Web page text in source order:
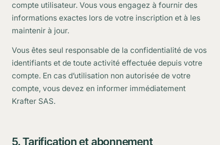
compte utilisateur. Vous vous engagez à fournir des
informations exactes lors de votre inscription et à les
maintenir à jour.
Vous êtes seul responsable de la confidentialité de vos
identifiants et de toute activité effectuée depuis votre
compte. En cas d’utilisation non autorisée de votre
compte, vous devez en informer immédiatement
Krafter SAS.
5. Tarification et abonnement